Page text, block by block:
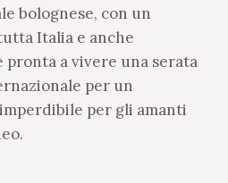
bolognese, con un
Italia e anche
pronta a vivere una serata
per un
per gli amanti